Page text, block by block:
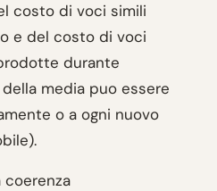
costo di voci simili
e del costo di voci
durante
media puo essere
o a ogni nuovo
coerenza